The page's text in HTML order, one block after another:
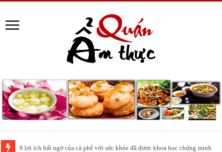
9 lợi ích bất ngờ của cà phê với sức khỏe đã được khoa học chứng minh